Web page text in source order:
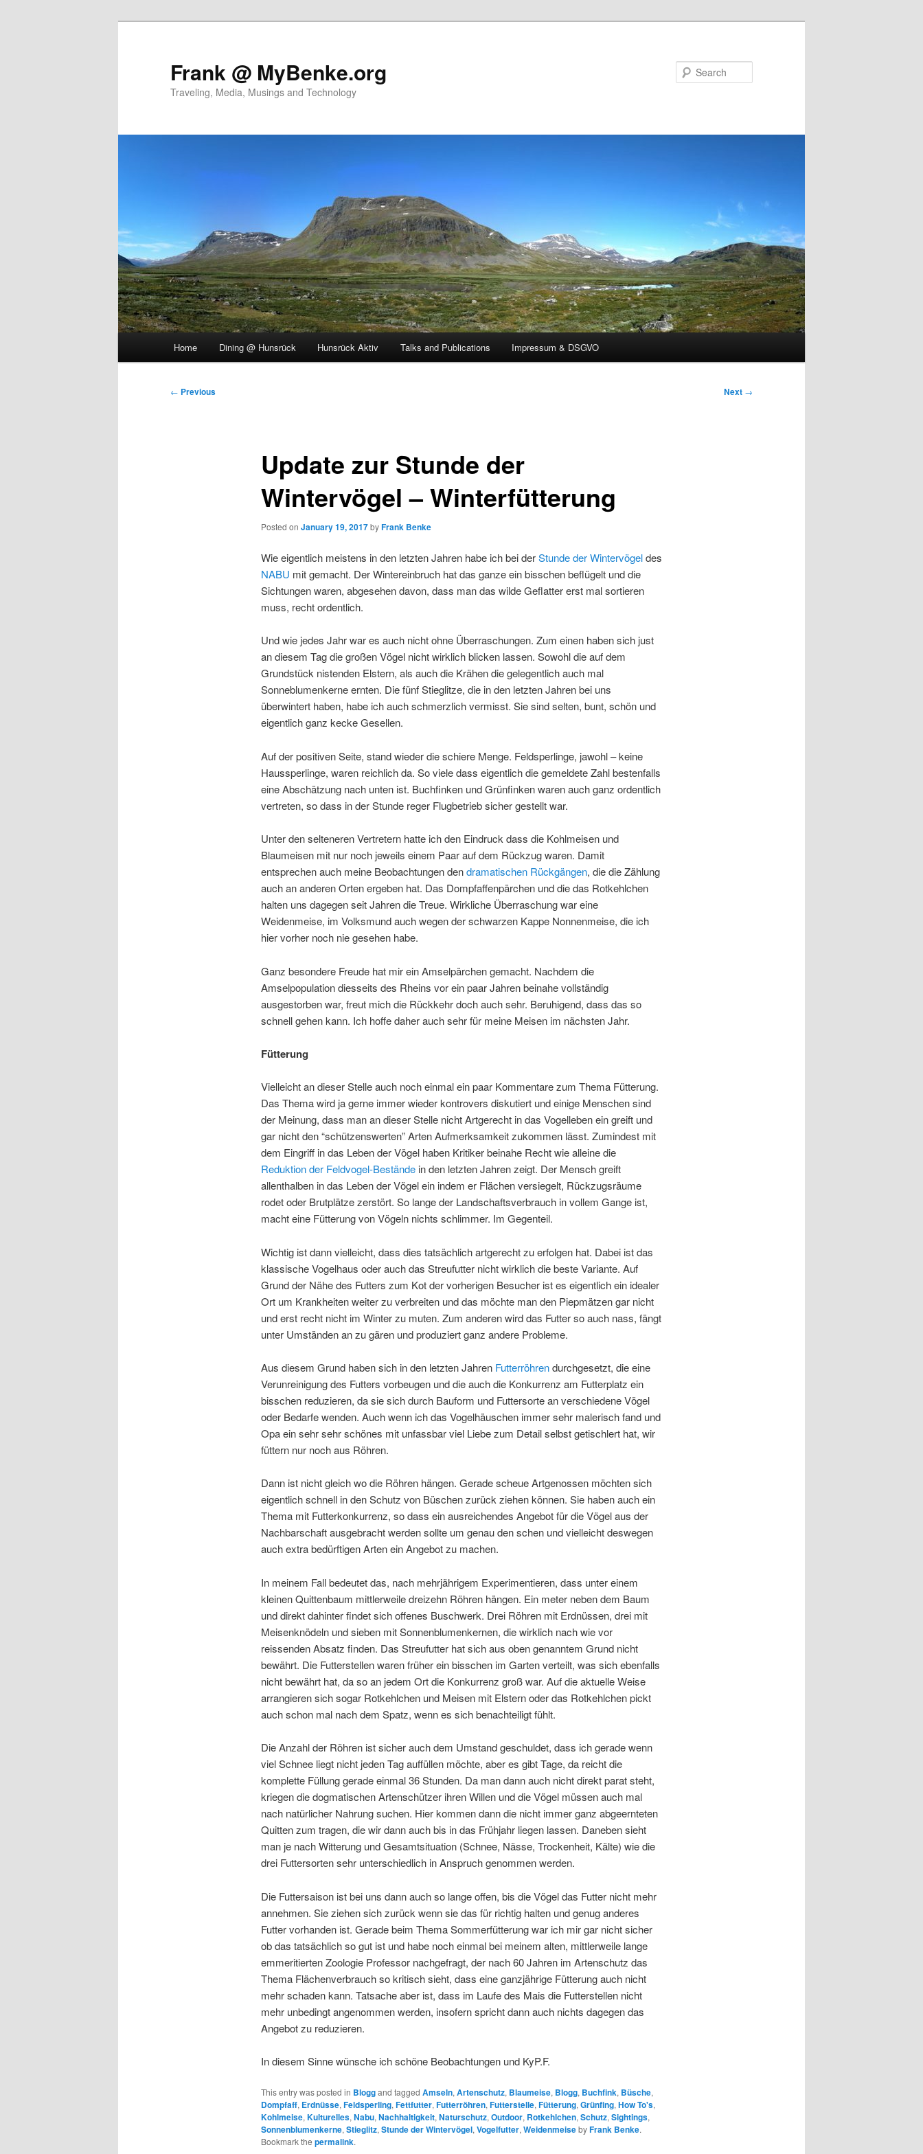
Frank @ MyBenke.org
Traveling, Media, Musings and Technology
Home Dining @ Hunsrück Hunsrück Aktiv Talks and Publications Impressum & DSGVO
Post
← Previous Next →
Update zur Stunde der
Wintervögel – Winterfütterung
Posted on January 19, 2017byFrank Benke
Wie eigentlich meistens in den letzten Jahren habe ich bei derStunde der Wintervögeldes
NABU mit gemacht. Der Wintereinbruch hat das ganze ein bisschen beflügelt und die
Sichtungen waren, abgesehen davon, dass man das wilde Geflatter erst mal sortieren
muss, recht ordentlich.
Und wie jedes Jahr war es auch nicht ohne Überraschungen. Zum einen haben sich just
an diesem Tag die großen Vögel nicht wirklich blicken lassen. Sowohl die auf dem
Grundstück nistenden Elstern, als auch die Krähen die gelegentlich auch mal
Sonneblumenkerne ernten. Die fünf Stieglitze, die in den letzten Jahren bei uns
überwintert haben, habe ich auch schmerzlich vermisst. Sie sind selten, bunt, schön und
eigentlich ganz kecke Gesellen.
Auf der positiven Seite, stand wieder die schiere Menge. Feldsperlinge, jawohl – keine
Haussperlinge, waren reichlich da. So viele dass eigentlich die gemeldete Zahl bestenfalls
eine Abschätzung nach unten ist. Buchfinken und Grünfinken waren auch ganz ordentlich
vertreten, so dass in der Stunde reger Flugbetrieb sicher gestellt war.
Unter den selteneren Vertretern hatte ich den Eindruck dass die Kohlmeisen und
Blaumeisen mit nur noch jeweils einem Paar auf dem Rückzug waren. Damit
entsprechen auch meine Beobachtungen dendramatischen Rückgängen, die die Zählung
auch an anderen Orten ergeben hat. Das Dompfaffenpärchen und die das Rotkehlchen
halten uns dagegen seit Jahren die Treue. Wirkliche Überraschung war eine
Weidenmeise, im Volksmund auch wegen der schwarzen Kappe Nonnenmeise, die ich
hier vorher noch nie gesehen habe.
Ganz besondere Freude hat mir ein Amselpärchen gemacht. Nachdem die
Amselpopulation diesseits des Rheins vor ein paar Jahren beinahe vollständig
ausgestorben war, freut mich die Rückkehr doch auch sehr. Beruhigend, dass das so
schnell gehen kann. Ich hoffe daher auch sehr für meine Meisen im nächsten Jahr.
Fütterung
Vielleicht an dieser Stelle auch noch einmal ein paar Kommentare zum Thema Fütterung.
Das Thema wird ja gerne immer wieder kontrovers diskutiert und einige Menschen sind
der Meinung, dass man an dieser Stelle nicht Artgerecht in das Vogelleben ein greift und
gar nicht den “schützenswerten” Arten Aufmerksamkeit zukommen lässt. Zumindest mit
dem Eingriff in das Leben der Vögel haben Kritiker beinahe Recht wie alleine die
Reduktion der Feldvogel-Beständein den letzten Jahren zeigt. Der Mensch greift
allenthalben in das Leben der Vögel ein indem er Flächen versiegelt, Rückzugsräume
rodet oder Brutplätze zerstört. So lange der Landschaftsverbrauch in vollem Gange ist,
macht eine Fütterung von Vögeln nichts schlimmer. Im Gegenteil.
Wichtig ist dann vielleicht, dass dies tatsächlich artgerecht zu erfolgen hat. Dabei ist das
klassische Vogelhaus oder auch das Streufutter nicht wirklich die beste Variante. Auf
Grund der Nähe des Futters zum Kot der vorherigen Besucher ist es eigentlich ein idealer
Ort um Krankheiten weiter zu verbreiten und das möchte man den Piepmätzen gar nicht
und erst recht nicht im Winter zu muten. Zum anderen wird das Futter so auch nass, fängt
unter Umständen an zu gären und produziert ganz andere Probleme.
Aus diesem Grund haben sich in den letzten Jahren Futterröhrendurchgesetzt, die eine
Verunreinigung des Futters vorbeugen und die auch die Konkurrenz am Futterplatz ein
bisschen reduzieren, da sie sich durch Bauform und Futtersorte an verschiedene Vögel
oder Bedarfe wenden. Auch wenn ich das Vogelhäuschen immer sehr malerisch fand und
Opa ein sehr sehr schönes mit unfassbar viel Liebe zum Detail selbst getischlert hat, wir
füttern nur noch aus Röhren.
Dann ist nicht gleich wo die Röhren hängen. Gerade scheue Artgenossen möchten sich
eigentlich schnell in den Schutz von Büschen zurück ziehen können. Sie haben auch ein
Thema mit Futterkonkurrenz, so dass ein ausreichendes Angebot für die Vögel aus der
Nachbarschaft ausgebracht werden sollte um genau den schen und vielleicht deswegen
auch extra bedürftigen Arten ein Angebot zu machen.
In meinem Fall bedeutet das, nach mehrjährigem Experimentieren, dass unter einem
kleinen Quittenbaum mittlerweile dreizehn Röhren hängen. Ein meter neben dem Baum
und direkt dahinter findet sich offenes Buschwerk. Drei Röhren mit Erdnüssen, drei mit
Meisenknödeln und sieben mit Sonnenblumenkernen, die wirklich nach wie vor
reissenden Absatz finden. Das Streufutter hat sich aus oben genanntem Grund nicht
bewährt. Die Futterstellen waren früher ein bisschen im Garten verteilt, was sich ebenfalls
nicht bewährt hat, da so an jedem Ort die Konkurrenz groß war. Auf die aktuelle Weise
arrangieren sich sogar Rotkehlchen und Meisen mit Elstern oder das Rotkehlchen pickt
auch schon mal nach dem Spatz, wenn es sich benachteiligt fühlt.
Die Anzahl der Röhren ist sicher auch dem Umstand geschuldet, dass ich gerade wenn
viel Schnee liegt nicht jeden Tag auffüllen möchte, aber es gibt Tage, da reicht die
komplette Füllung gerade einmal 36 Stunden. Da man dann auch nicht direkt parat steht,
kriegen die dogmatischen Artenschützer ihren Willen und die Vögel müssen auch mal
nach natürlicher Nahrung suchen. Hier kommen dann die nicht immer ganz abgeernteten
Quitten zum tragen, die wir dann auch bis in das Frühjahr liegen lassen. Daneben sieht
man je nach Witterung und Gesamtsituation (Schnee, Nässe, Trockenheit, Kälte) wie die
drei Futtersorten sehr unterschiedlich in Anspruch genommen werden.
Die Futtersaison ist bei uns dann auch so lange offen, bis die Vögel das Futter nicht mehr
annehmen. Sie ziehen sich zurück wenn sie das für richtig halten und genug anderes
Futter vorhanden ist. Gerade beim Thema Sommerfütterung war ich mir gar nicht sicher
ob das tatsächlich so gut ist und habe noch einmal bei meinem alten, mittlerweile lange
emmeritierten Zoologie Professor nachgefragt, der nach 60 Jahren im Artenschutz das
Thema Flächenverbrauch so kritisch sieht, dass eine ganzjährige Fütterung auch nicht
mehr schaden kann. Tatsache aber ist, dass im Laufe des Mais die Futterstellen nicht
mehr unbedingt angenommen werden, insofern spricht dann auch nichts dagegen das
Angebot zu reduzieren.
In diesem Sinne wünsche ich schöne Beobachtungen und KyP.F.
This entry was posted in Bloggand tagged Amseln, Artenschutz, Blaumeise, Blogg, Buchfink, Büsche,
Dompfaff, Erdnüsse, Feldsperling, Fettfutter, Futterröhren, Futterstelle, Fütterung, Grünfing, How To's,
Kohlmeise, Kulturelles, Nabu, Nachhaltigkeit, Naturschutz, Outdoor, Rotkehlchen, Schutz, Sightings,
Sonnenblumenkerne, Stieglitz, Stunde der Wintervögel, Vogelfutter, WeidenmeisebyFrank Benke.
Bookmark the permalink.